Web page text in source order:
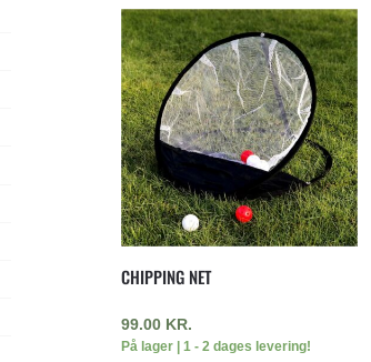
CHIPPING NET
99.00 KR.
På lager | 1 - 2 dages levering!